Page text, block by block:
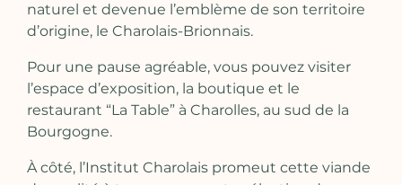
naturel et devenue l’emblème de son territoire
d’origine, le Charolais-Brionnais.
Pour une pause agréable, vous pouvez visiter
l’espace d’exposition, la boutique et le
restaurant “La Table” à Charolles, au sud de la
Bourgogne.
À côté, l’Institut Charolais promeut cette viande